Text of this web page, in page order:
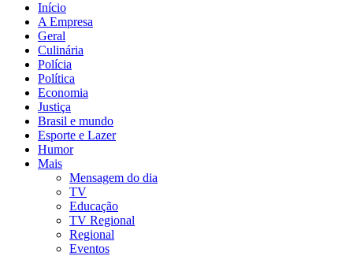
Início
A Empresa
Geral
Culinária
Polícia
Política
Economia
Justiça
Brasil e mundo
Esporte e Lazer
Humor
Mais
Mensagem do dia
TV
Educação
TV Regional
Regional
Eventos